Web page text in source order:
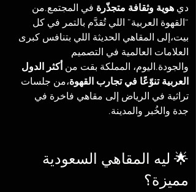
دي هوية وثقافة متجذّرة في المجتمع.من
“القهوة العربية” اللي تُقدَّم بالتمر في كل
بيت،إلى المقاهي الحديثة اللي بتنافس كبرى
العلامات العالمية في التصميم
والجودة.اليوم، المملكة بقت من أكثر الدول
العربية تنوّعًا في تجارب القهوة،من جلسات
تراثية في الرياض إلى مقاهي فاخرة في
جدة والخُبر والمدينة.
🌟 ليه المقاهي السعودية
مميزة؟